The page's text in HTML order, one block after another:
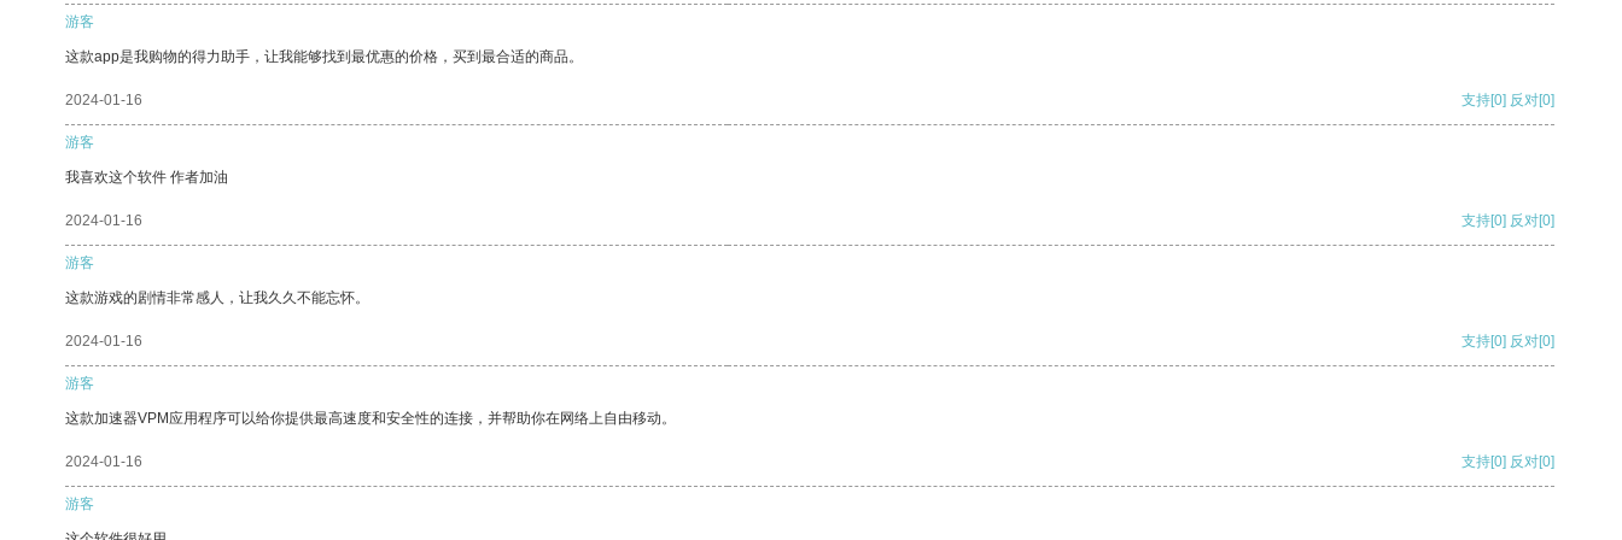
游客
这款app是我购物的得力助手，让我能够找到最优惠的价格，买到最合适的商品。
2024-01-16 支持[0] 反对[0]
游客
我喜欢这个软件 作者加油
2024-01-16 支持[0] 反对[0]
游客
这款游戏的剧情非常感人，让我久久不能忘怀。
2024-01-16 支持[0] 反对[0]
游客
这款加速器VPM应用程序可以给你提供最高速度和安全性的连接，并帮助你在网络上自由移动。
2024-01-16 支持[0] 反对[0]
游客